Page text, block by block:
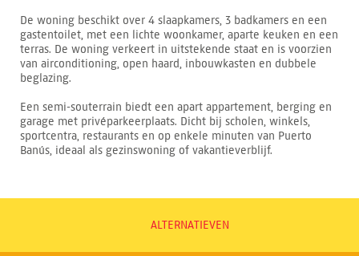
De woning beschikt over 4 slaapkamers, 3 badkamers en een
gastentoilet, met een lichte woonkamer, aparte keuken en een
terras. De woning verkeert in uitstekende staat en is voorzien
van airconditioning, open haard, inbouwkasten en dubbele
beglazing.
Een semi-souterrain biedt een apart appartement, berging en
garage met privéparkeerplaats. Dicht bij scholen, winkels,
sportcentra, restaurants en op enkele minuten van Puerto
Banús, ideaal als gezinswoning of vakantieverblijf.
ALTERNATIEVEN